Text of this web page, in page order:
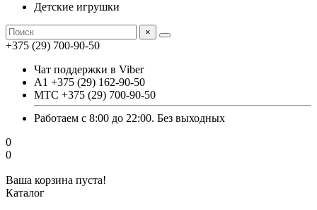
Детские игрушки
×
+375 (29) 700-90-50
Чат поддержки в Viber
А1 +375 (29) 162-90-50
МТС +375 (29) 700-90-50
Работаем с 8:00 до 22:00. Без выходных
0
0
Ваша корзина пуста!
Каталог